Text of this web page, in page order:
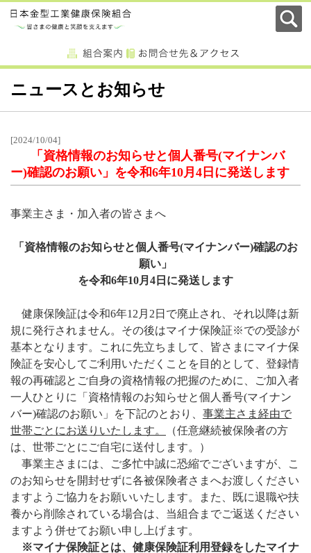
ニュースとお知らせ
[2024/10/04]
「資格情報のお知らせと個人番号(マイナンバ
ー)確認のお願い」を令和6年10月4日に発送します
事業主さま・加入者の皆さまへ
「資格情報のお知らせと個人番号(マイナンバー)確認のお
願い」
を令和6年10月4日に発送します
健康保険証は令和6年12月2日で廃止され、それ以降は新
規に発行されません。その後はマイナ保険証※での受診が
基本となります。これに先立ちまして、皆さまにマイナ保
険証を安心してご利用いただくことを目的として、登録情
報の再確認とご自身の資格情報の把握のために、ご加入者
一人ひとりに「資格情報のお知らせと個人番号(マイナン
バー)確認のお願い」を下記のとおり、 事業主さま経由で
世帯ごとにお送りいたします。
（任意継続被保険者の方
は、世帯ごとにご自宅に送付します。）
事業主さまには、ご多忙中誠に恐縮でございますが、こ
のお知らせを開封せずに各被保険者さまへお渡しください
ますようご協力をお願いいたします。また、既に退職や扶
養から削除されている場合は、当組合までご返送ください
ますよう併せてお願い申し上げます。
※マイナ保険証とは、健康保険証利用登録をしたマイナ